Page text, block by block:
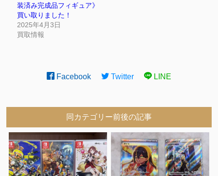
装済み完成品フィギュア》
買い取りました！
2025年4月3日
買取情報
Facebook Twitter LINE
同カテゴリー前後の記事